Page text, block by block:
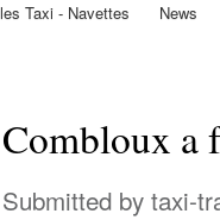
Taxi - Navettes News
Combloux a
Submitted by taxi-